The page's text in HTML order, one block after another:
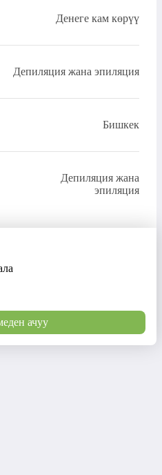
Денеге кам көрүү
Депиляция жана эпиляция
Бишкек
Депиляция жана
эпиляция
ачуу